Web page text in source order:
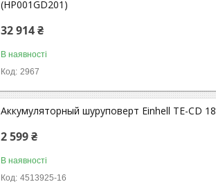
(HP001GD201)
32 914 ₴
В наявності
2967
Аккумуляторный шуруповерт Einhell TE-CD
2 599 ₴
В наявності
4513925-16